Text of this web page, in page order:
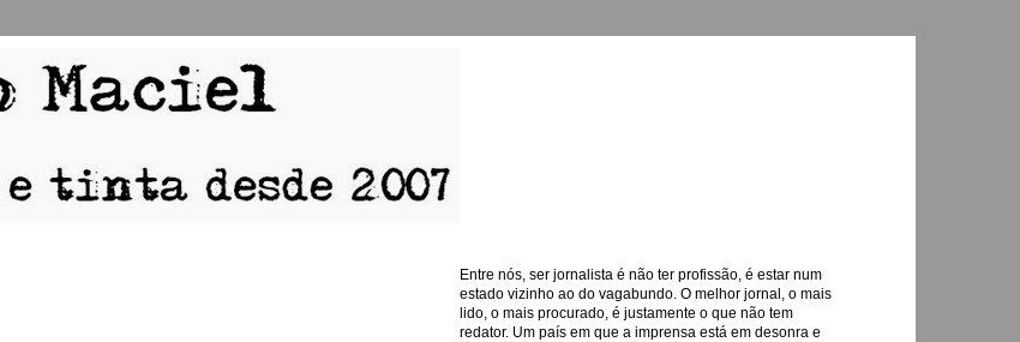
Entre nós, ser jornalista é não ter profissão, é estar num
estado vizinho ao do vagabundo. O melhor jornal, o mais
lido, o mais procurado, é justamente o que não tem
redator. Um país em que a imprensa está em desonra e